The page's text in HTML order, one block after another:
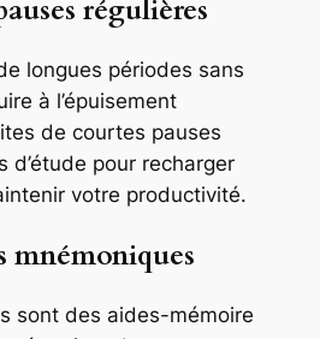
régulières
longues périodes sans
à l’épuisement
de courtes pauses
d’étude pour recharger
votre productivité.
mnémoniques
sont des aides-mémoire